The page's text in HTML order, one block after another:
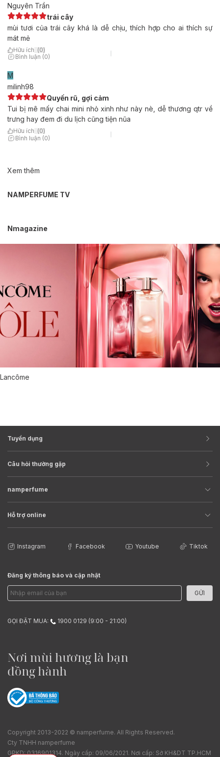
Nguyên Trần
trái cây
mùi tươi của trái cây khá là dễ chịu, thích hợp cho ai thích sự
mát mẻ
Hữu ích (0)
Bình luận (0)
M
milinh98
Quyến rũ, gợi cảm
Tui bị mê mấy chai mini nhỏ xinh như này nè, dễ thương qtr về
trưng hay đem đi du lịch cũng tiện nũa
Hữu ích (0)
Bình luận (0)
Xem thêm
NAMPERFUME TV
Nmagazine
Lancôme
Tuyển dụng
Câu hỏi thường gặp
namperfume
Hỗ trợ online
Instagram Facebook Youtube Tiktok
Đăng ký thông báo và cập nhật
GỬI
GỌI ĐẶT MUA: 1900 0129 (9:00 - 21:00)
Nơi mùi hương là bạn
đồng hành
Copyright 2013-2022 © namperfume. All Rights Reserved.
Cty TNHH namperfume
GPKD: 0316901314. Ngày cấp: 09/06/2021. Nơi cấp: Sở KH&DT TP.HCM